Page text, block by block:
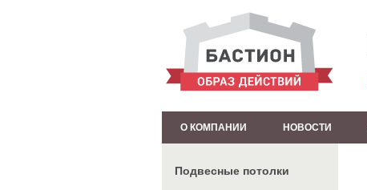
О КОМПАНИИ НОВОСТИ
Подвесные потолки